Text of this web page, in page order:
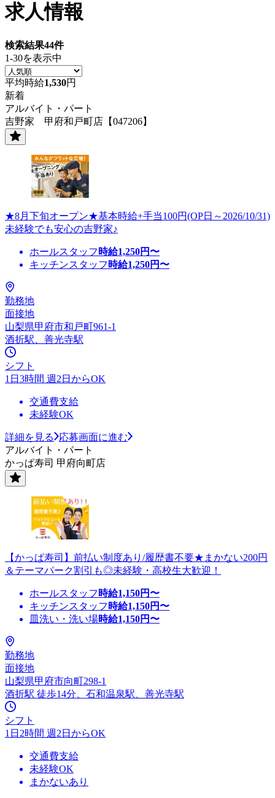
求人情報
検索結果44件
1-30を表示中
平均時給1,530円
新着
アルバイト・パート
吉野家 甲府和戸町店【047206】
★8月下旬オープン★基本時給+手当100円(OP日～2026/10/31)
未経験でも安心の吉野家♪
ホールスタッフ 時給1,250円〜
キッチンスタッフ 時給1,250円〜
勤務地
面接地
山梨県甲府市和戸町961-1
酒折駅、善光寺駅
シフト
1日3時間 週2日からOK
交通費支給
未経験OK
詳細を見る
応募画面に進む
アルバイト・パート
かっぱ寿司 甲府向町店
【かっぱ寿司】前払い制度あり/履歴書不要★まかない200円
＆テーマパーク割引も◎未経験・高校生大歓迎！
ホールスタッフ 時給1,150円〜
キッチンスタッフ 時給1,150円〜
皿洗い・洗い場時給1,150円〜
勤務地
面接地
山梨県甲府市向町298-1
酒折駅 徒歩14分、石和温泉駅、善光寺駅
シフト
1日2時間 週2日からOK
交通費支給
未経験OK
まかないあり